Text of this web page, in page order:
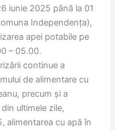
iunie 2025 până la 01
Independența),
apei potabile pe
– 05.00.
continue a
de alimentare cu
precum și a
ultimele zile,
alimentarea cu apă în